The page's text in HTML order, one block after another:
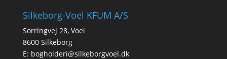
Silkeborg-Voel KFUM A/S
Sorringvej 28, Voel
8600 Silkeborg
E: bogholderi@silkeborgvoel.dk